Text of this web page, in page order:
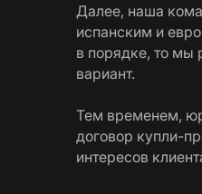
Далее, наша
испанским и
в порядке, то мы
вариант.
Тем временем,
договор купли-
интересов